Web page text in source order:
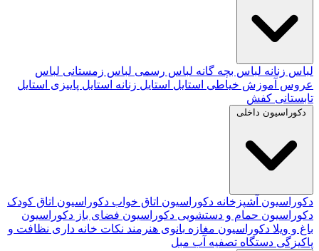
لباس زنانه لباس بچه گانه لباس رسمی لباس زمستانی لباس
عروس آموزش خیاطی استایل استایل زنانه استایل پاییزی استایل
تابستانی کفش
دکوراسیون داخلی
دکوراسیون آشپزخانه دکوراسیون اتاق خواب دکوراسیون اتاق کودک
دکوراسیون حمام و دستشویی دکوراسیون فضای باز دکوراسیون
باغ و ویلا دکوراسیون مغازه بانوی هنرمند نکات خانه داری نظافت و
پاکیزگی دستگاه تصفیه آب مبل